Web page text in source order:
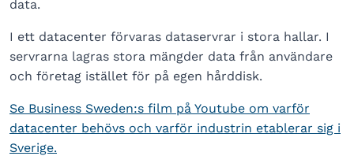
data.
I ett datacenter förvaras dataservrar i stora hallar. I
servrarna lagras stora mängder data från användare
och företag istället för på egen hårddisk.
Se Business Sweden:s film på Youtube om varför
datacenter behövs och varför industrin etablerar sig i
Sverige.